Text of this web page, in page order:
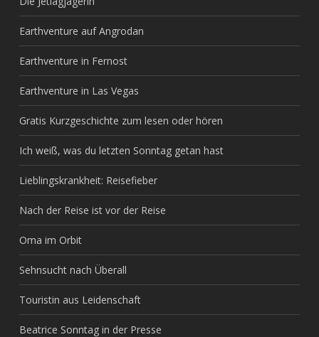
Earthventure auf Angrodan
Earthventure in Fernost
Earthventure in Las Vegas
Gratis Kurzgeschichte zum lesen oder hören
Ich weiß, was du letzten Sonntag getan hast
Lieblingskrankheit: Reisefieber
Nach der Reise ist vor der Reise
Oma im Orbit
Sehnsucht nach Überall
Touristin aus Leidenschaft
Beatrice Sonntag in der Presse